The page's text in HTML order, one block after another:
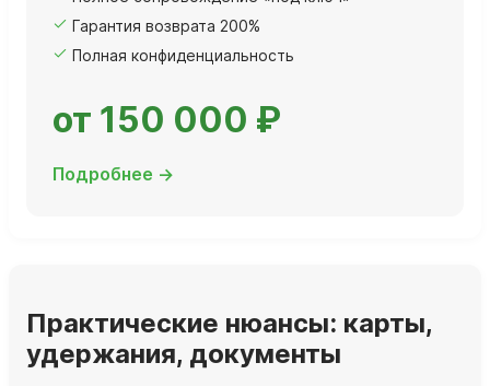
Гарантия возврата 200%
Полная конфиденциальность
от 150 000 ₽
Подробнее →
Практические нюансы: карты,
удержания, документы